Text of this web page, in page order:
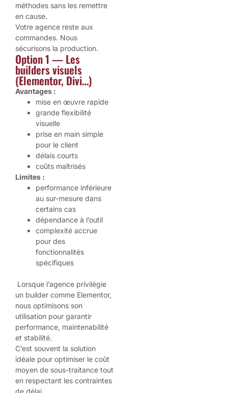
méthodes sans les remettre
en cause.
Votre agence reste aux
commandes. Nous
sécurisons la production.
Option 1 — Les
builders visuels
(Elementor, Divi…)
Avantages :
mise en œuvre rapide
grande flexibilité
visuelle
prise en main simple
pour le client
délais courts
coûts maîtrisés
Limites :
performance inférieure
au sur-mesure dans
certains cas
dépendance à l’outil
complexité accrue
pour des
fonctionnalités
spécifiques
Lorsque l’agence privilégie
un builder comme Elementor,
nous optimisons son
utilisation pour garantir
performance, maintenabilité
et stabilité.
C’est souvent la solution
idéale pour optimiser le coût
moyen de sous-traitance tout
en respectant les contraintes
de délai.